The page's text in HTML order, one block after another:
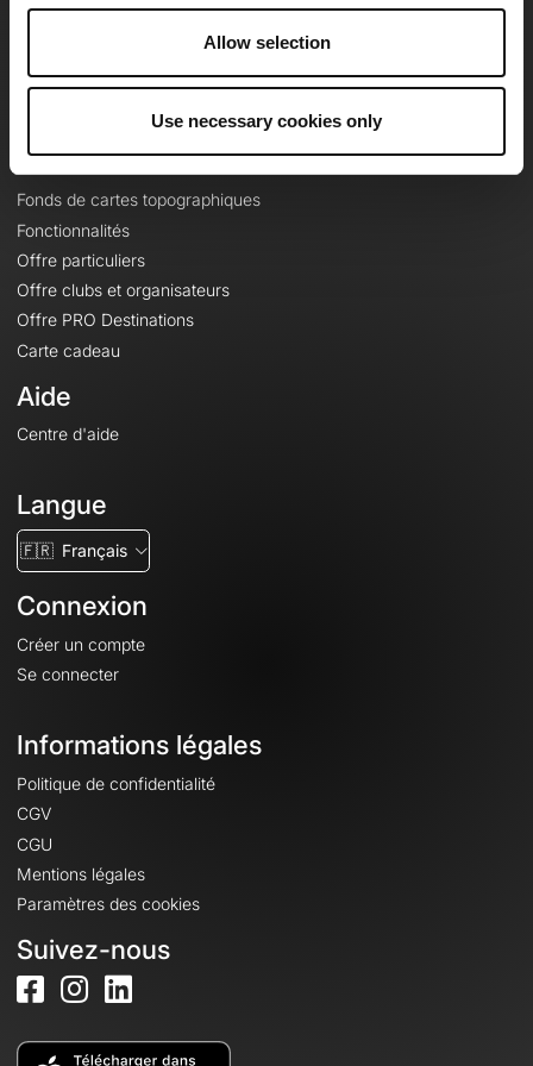
Allow selection
Use necessary cookies only
Contact
Offres
Fonds de cartes topographiques
Fonctionnalités
Offre particuliers
Offre clubs et organisateurs
Offre PRO Destinations
Carte cadeau
Aide
Centre d'aide
Langue
🇫🇷 Français
Connexion
Créer un compte
Se connecter
Informations légales
Politique de confidentialité
CGV
CGU
Mentions légales
Paramètres des cookies
Suivez-nous